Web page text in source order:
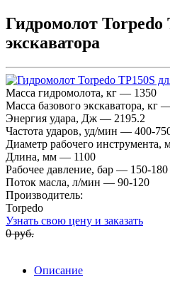
Гидромолот Torpedo
экскаватора
Масса гидромолота, кг — 1350
Масса базового экскаватора, кг
Энергия удара, Дж — 2195.2
Частота ударов, уд/мин — 400-
Диаметр рабочего
Длина, мм — 1100
Рабочее давление, бар — 150-180
Поток масла, л/мин — 90-120
Производитель:
Torpedo
Узнать свою цену и заказать
0 руб.
Описание